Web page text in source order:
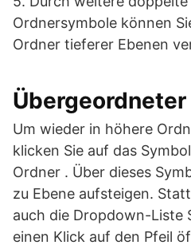
Ordnersymbole können
Ordner tieferer Ebenen
Um wieder in höhere
klicken Sie auf das
Ordner . Über dieses
zu Ebene aufsteigen.
auch die Dropdown-Liste
einen Klick auf den Pfeil